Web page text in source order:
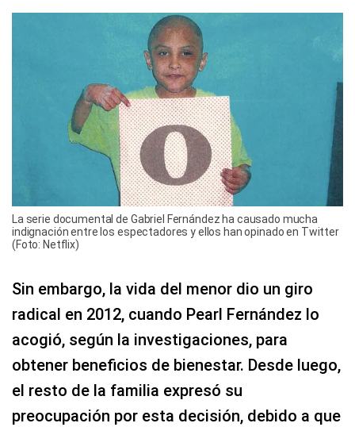
La serie documental de Gabriel Fernández ha causado mucha
indignación entre los espectadores y ellos han opinado en Twitter
(Foto: Netflix)
Sin embargo, la vida del menor dio un giro
radical en 2012, cuando Pearl Fernández lo
acogió, según la investigaciones, para
obtener beneficios de bienestar. Desde luego,
el resto de la familia expresó su
preocupación por esta decisión, debido a que